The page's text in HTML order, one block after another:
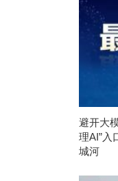
避开大
理AI”入
城河